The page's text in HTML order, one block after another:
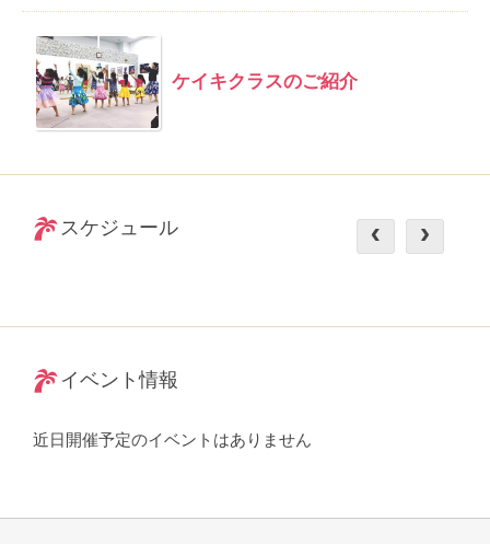
ケイキクラスのご紹介
スケジュール
イベント情報
近日開催予定のイベントはありません